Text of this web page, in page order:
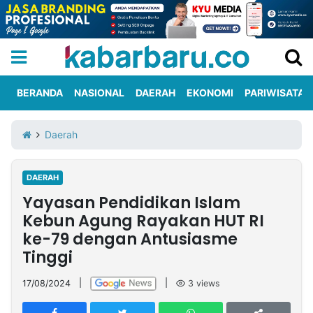
Iklan
Berita
Kami
Nasional
International
Olahraga
Entertainment
Daerah
Pariwisata
Kuliner
Kolom
Network
PT
TREETAN
BERANDA NASIONAL DAERAH EKONOMI PARIWISATA
Daerah
DAERAH
Yayasan Pendidikan Islam
Kebun Agung Rayakan HUT RI
ke-79 dengan Antusiasme
Tinggi
17/08/2024 3 views